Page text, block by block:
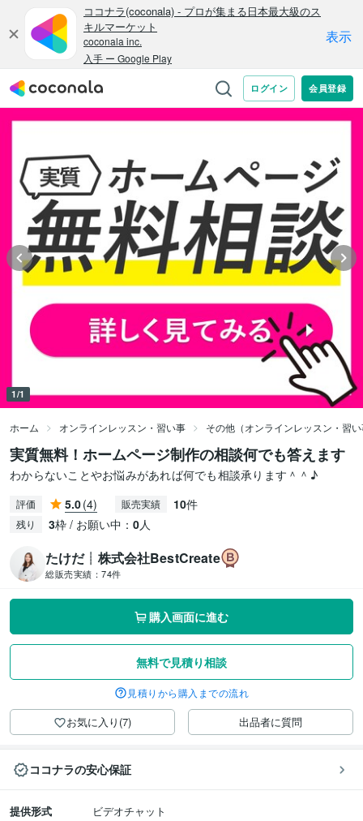
1/1
ホーム オンラインレッスン・習い事 その他（オンラインレッスン・習
実質無料！ホームページ制作の相談何でも答えます
わからないことやお悩みがあれば何でも相談承ります＾＾♪
評価 5.0(4) 販売実績 10件
残り 3枠 / お願い中： 0人
たけだ┊株式会社BestCreate
総販売実績： 74件
購入画面に進む
無料で見積り相談
見積りから購入までの流れ
お気に入り(7) 出品者に質問
ココナラの安心保証
提供形式
ビデオチャット